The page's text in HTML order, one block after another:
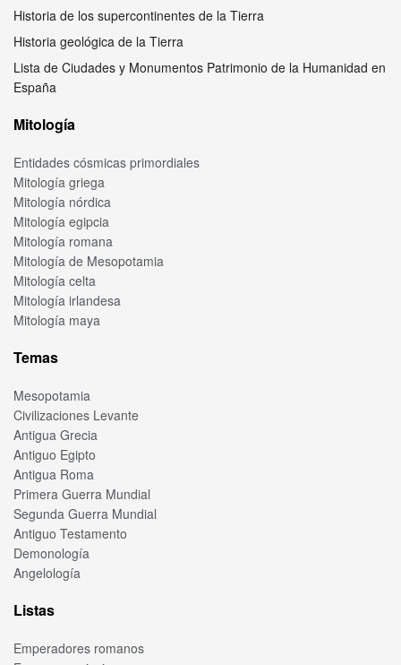
Historia de los supercontinentes de la Tierra
Historia geológica de la Tierra
Lista de Ciudades y Monumentos Patrimonio de la Humanidad en
España
Mitología
Entidades cósmicas primordiales
Mitología griega
Mitología nórdica
Mitología egipcia
Mitología romana
Mitología de Mesopotamia
Mitología celta
Mitología irlandesa
Mitología maya
Temas
Mesopotamia
Civilizaciones Levante
Antigua Grecia
Antiguo Egipto
Antigua Roma
Primera Guerra Mundial
Segunda Guerra Mundial
Antiguo Testamento
Demonología
Angelología
Listas
Emperadores romanos